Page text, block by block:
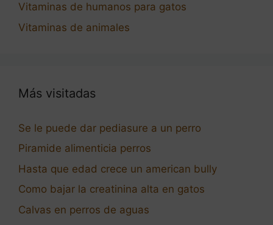
Vitaminas de humanos para gatos
Vitaminas de animales
Más visitadas
Se le puede dar pediasure a un perro
Piramide alimenticia perros
Hasta que edad crece un american bully
Como bajar la creatinina alta en gatos
Calvas en perros de aguas